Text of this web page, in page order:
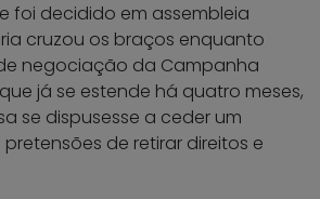
foi decidido em assembleia
cruzou os braços enquanto
negociação da Campanha
que já se estende há quatro meses,
se dispusesse a ceder um
de retirar direitos e